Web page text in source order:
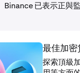
已表示正與
最佳加密
探索頂級